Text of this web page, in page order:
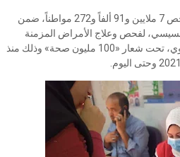
أعلنت وزارة الصحة والسكان، فحص 7 ملايين و91 ألفاً و272 مواطناً، ضمن
لفحص وعلاج الأمراض المزمنة
والكشف المبكر عن الاعتلال الكلوي، تحت شعار «100 مليون صحة» وذلك منذ